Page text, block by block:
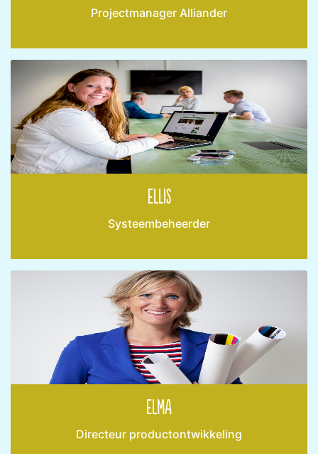
Projectmanager Alliander
Ellis
Systeembeheerder
Elma
Directeur productontwikkeling